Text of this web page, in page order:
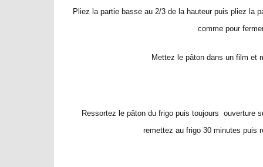
Pliez la partie basse au 2/3 de la hauteur puis pliez la
comme pour
Mettez le pâton dans un film et
Ressortez le pâton du frigo puis toujours ouverture
remettez au frigo 30 minutes puis